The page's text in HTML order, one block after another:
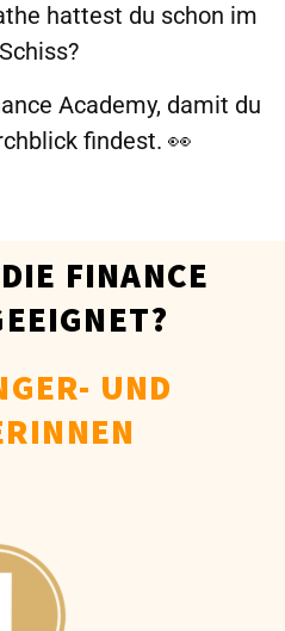
hattest du schon im
Academy, damit du
findest. 👀
FINANCE
UND